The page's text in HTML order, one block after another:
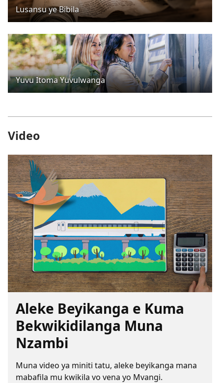
Lusansu ye Bibila
Yuvu Itoma Yuvulwanga
Video
Aleke Beyikanga e Kuma
Bekwikidilanga Muna
Nzambi
Muna video ya miniti tatu, aleke beyikanga mana
mabafila mu kwikila vo vena yo Mvangi.